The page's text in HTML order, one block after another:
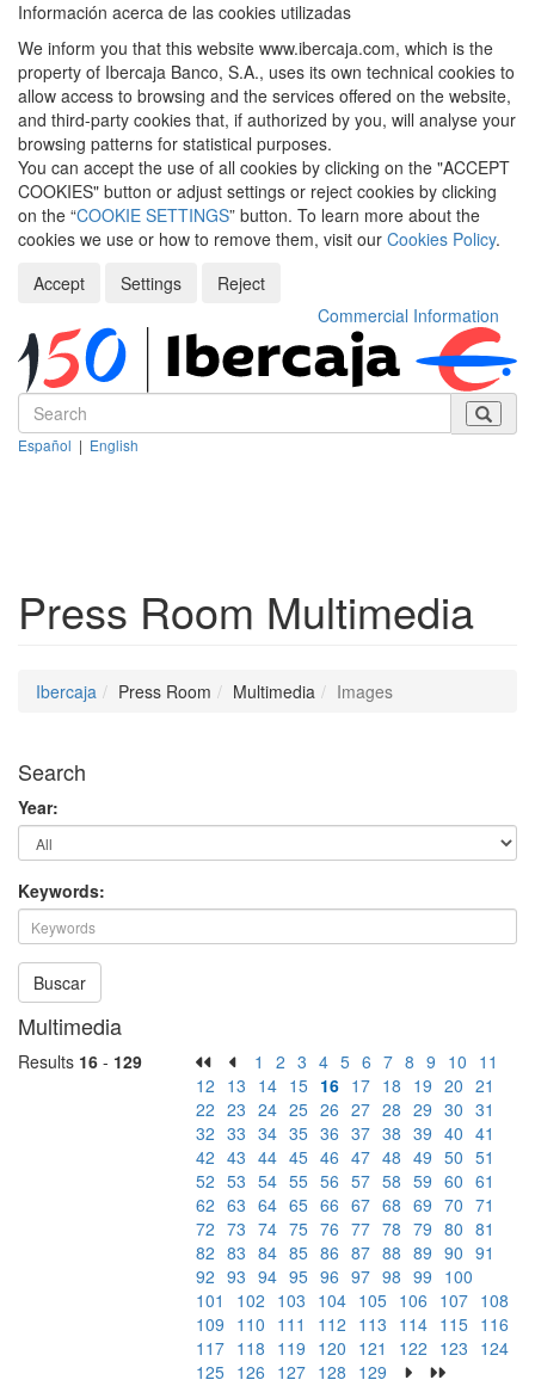
Información acerca de las cookies utilizadas
We inform you that this website www.ibercaja.com, which is the
property of Ibercaja Banco, S.A., uses its own technical cookies to
allow access to browsing and the services offered on the website,
and third-party cookies that, if authorized by you, will analyse your
browsing patterns for statistical purposes.
You can accept the use of all cookies by clicking on the "ACCEPT
COOKIES" button or adjust settings or reject cookies by clicking
on the “COOKIE SETTINGS” button. To learn more about the
cookies we use or how to remove them, visit our Cookies Policy.
Accept
Settings
Reject
Commercial Information
Español | English
Press Room Multimedia
Ibercaja Press Room Multimedia Images
Search
Year:
Keywords:
Buscar
Multimedia
Results 16 - 129 1 2 3 4 5 6 7 8 9 10 11
12 13 14 15 16 17 18 19 20 21
22 23 24 25 26 27 28 29 30 31
32 33 34 35 36 37 38 39 40 41
42 43 44 45 46 47 48 49 50 51
52 53 54 55 56 57 58 59 60 61
62 63 64 65 66 67 68 69 70 71
72 73 74 75 76 77 78 79 80 81
82 83 84 85 86 87 88 89 90 91
92 93 94 95 96 97 98 99 100
101
102 103 104 105 106 107 108
109 110 111 112 113 114 115 116
117 118 119 120 121 122 123 124
125 126 127 128 129